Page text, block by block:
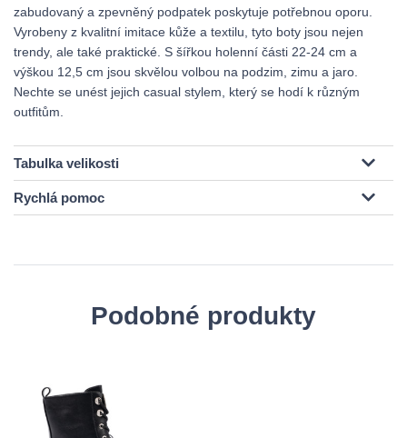
zabudovaný a zpevněný podpatek poskytuje potřebnou oporu.
Vyrobeny z kvalitní imitace kůže a textilu, tyto boty jsou nejen
trendy, ale také praktické. S šířkou holenní části 22-24 cm a
výškou 12,5 cm jsou skvělou volbou na podzim, zimu a jaro.
Nechte se unést jejich casual stylem, který se hodí k různým
outfitům.
Tabulka velikosti
Rychlá pomoc
Podobné produkty